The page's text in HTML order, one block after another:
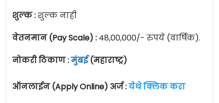
शुल्क : शुल्क नाही
वेतनमान (Pay Scale) : 48,00,000/- रुपये (वार्षिक).
नोकरी ठिकाण :मुंबई(महाराष्ट्र)
ऑनलाईन (Apply Online) अर्ज :येथे क्लिक करा